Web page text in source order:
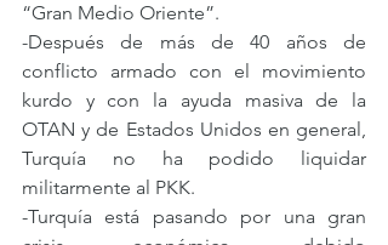
“Gran Medio Oriente”.
-Después de más de 40 años de
conflicto armado con el movimiento
kurdo y con la ayuda masiva de la
OTAN y de Estados Unidos en general,
Turquía no ha podido liquidar
militarmente al PKK.
-Turquía está pasando por una gran